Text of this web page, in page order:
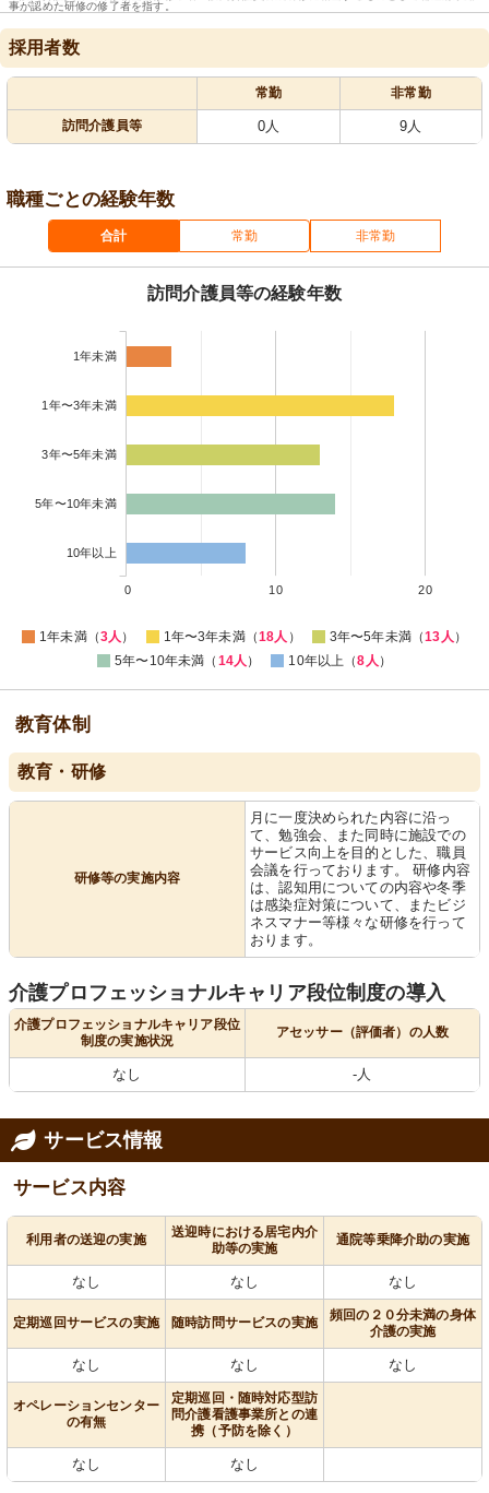
事が認めた研修の修了者を指す。
採用者数
常勤 非常勤
訪問介護員等 0人 9人
職種ごとの経験年数
合計 常勤 非常勤
訪問介護員等の経験年数
1年未満
1年〜3年未満
3年〜5年未満
5年〜10年未満
10年以上
0 10 20
1年未満（3人 ） 1年〜3年未満（18人 ） 3年〜5年未満（13人 ）
5年〜10年未満（ 14人 ） 10年以上（8人 ）
教育体制
教育・研修
研修等の実施内容
月に一度決められた内容に沿っ
て、勉強会、また同時に施設での
サービス向上を目的とした、職員
会議を行っております。 研修内容
は、認知用についての内容や冬季
は感染症対策について、またビジ
ネスマナー等様々な研修を行って
おります。
介護プロフェッショナルキャリア段位制度の導入
介護プロフェッショナルキャリア段位
制度の実施状況
アセッサー（評価者）の人数
なし -人
サービス情報
サービス内容
利用者の送迎の実施
送迎時における居宅内介
助等の実施
通院等乗降介助の実施
なし なし なし
定期巡回サービスの実施 随時訪問サービスの実施
頻回の２０分未満の身体
介護の実施
なし なし なし
オペレーションセンター
の有無
定期巡回・随時対応型訪
問介護看護事業所との連
携（予防を除く）
なし なし